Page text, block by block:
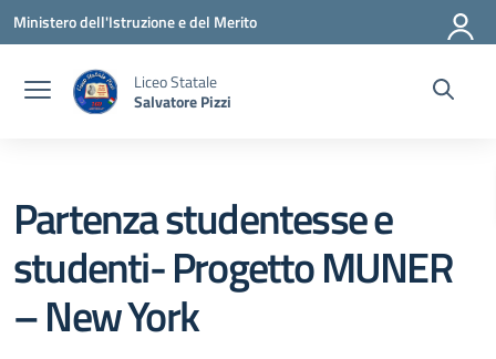
Vai ai contenuti
Vai al menu di navigazione
Vai al footer
Ministero dell'Istruzione e del Merito
Liceo Statale
Salvatore Pizzi
Partenza studentesse e
studenti- Progetto MUNER
– New York